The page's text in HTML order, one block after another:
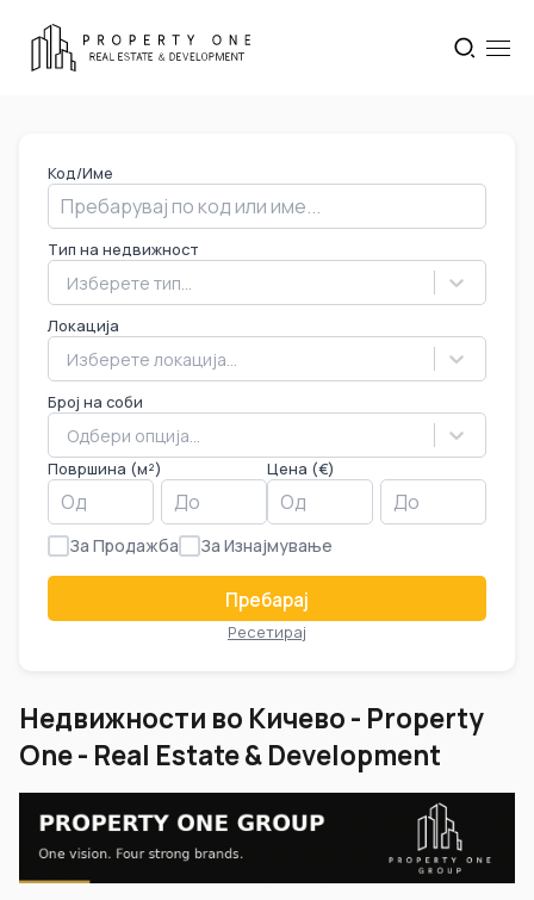
Код/Име
Тип на недвижност
Изберете тип...
Локација
Изберете локација...
Број на соби
Одбери опција...
Површина (м²) Цена (€)
За Продажба За Изнајмување
Пребарај
Ресетирај
Недвижности во Кичево - Property
One - Real Estate & Development